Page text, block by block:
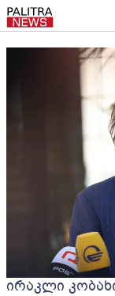
ირაკლი